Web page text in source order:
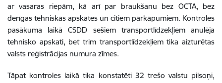
ar vasaras riepām, kā arī par braukšanu bez OCTA, bez
derīgas tehniskās apskates un citiem pārkāpumiem. Kontroles
pasākuma laikā CSDD sešiem transportlīdzekļiem anulēja
tehnisko apskati, bet trim transportlīdzekļiem tika aizturētas
valsts reģistrācijas numura zīmes.
Tāpat kontroles laikā tika konstatēti 32 trešo valstu pilsoņi,